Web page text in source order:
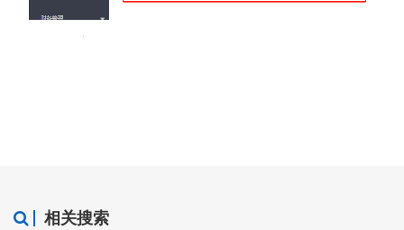
相关搜索